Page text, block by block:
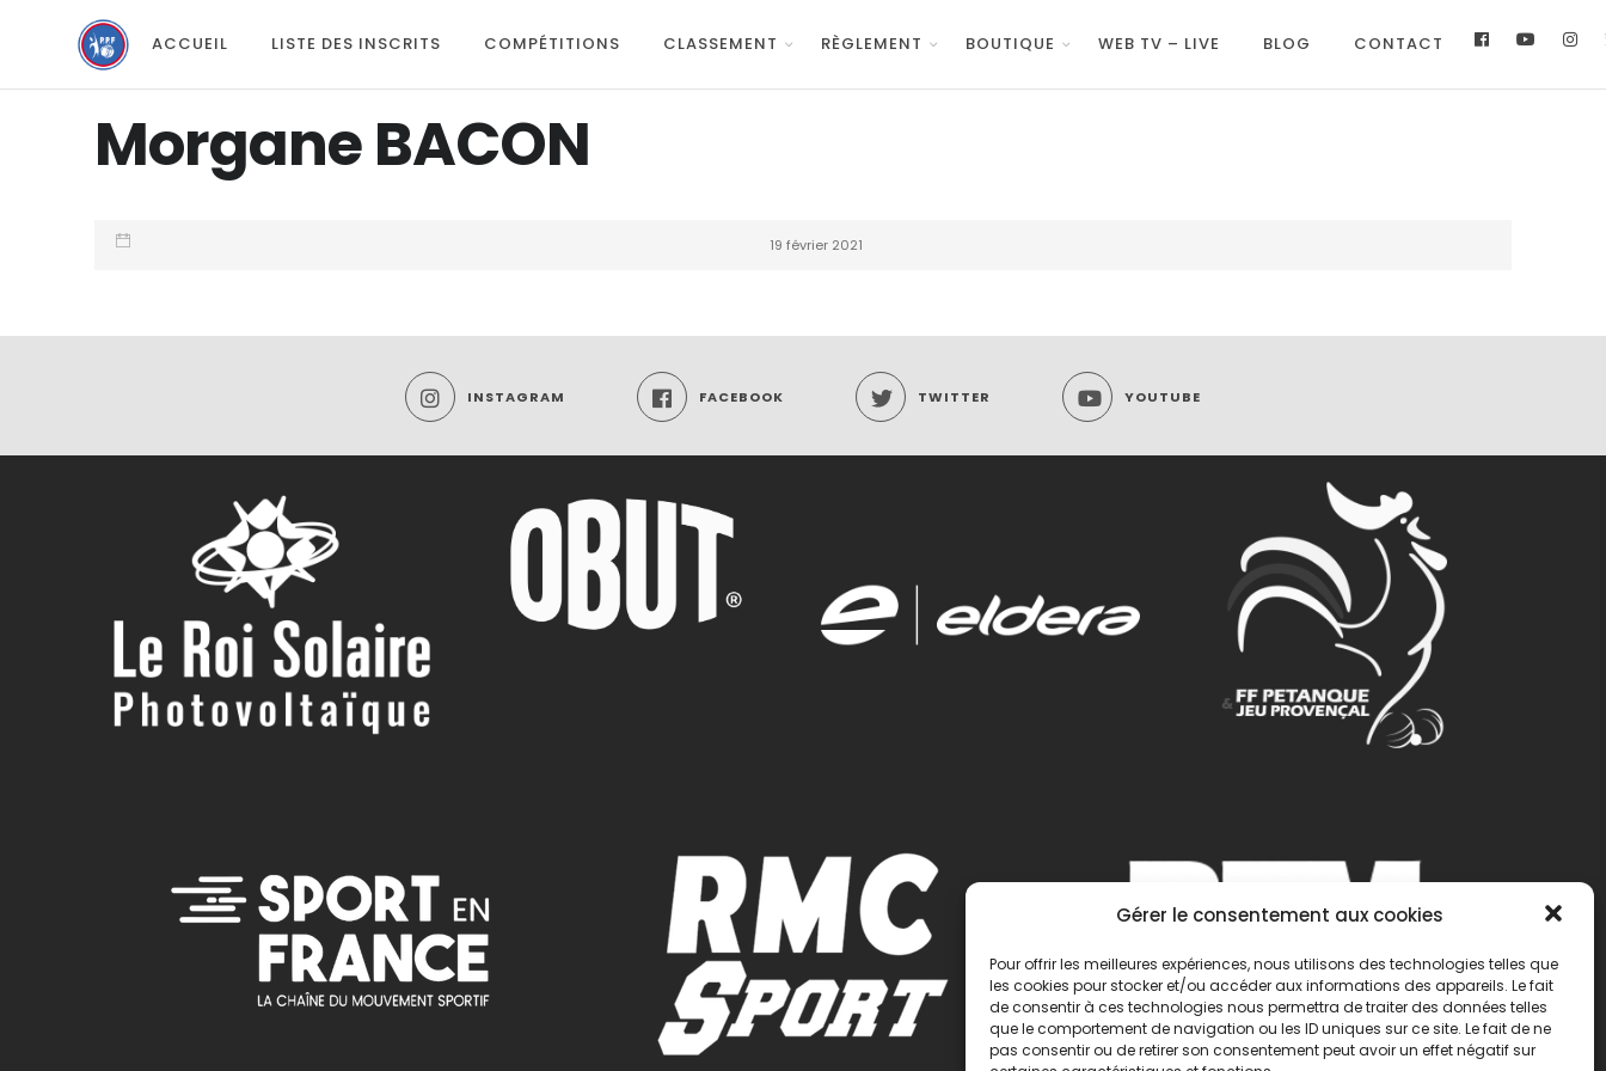
Gérer le consentement aux cookies
Pour offrir les meilleures expériences, nous utilisons des technologies telles que
les cookies pour stocker et/ou accéder aux informations des appareils. Le fait
de consentir à ces technologies nous permettra de traiter des données telles
que le comportement de navigation ou les ID uniques sur ce site. Le fait de ne
pas consentir ou de retirer son consentement peut avoir un effet négatif sur
ACCUEIL LISTE DES INSCRITS COMPÉTITIONS CLASSEMENT RÈGLEMENT BOUTIQUE WEB TV – LIVE BLOG CONTACT
Morgane BACON
19 février 2021
INSTAGRAM FACEBOOK TWITTER YOUTUBE